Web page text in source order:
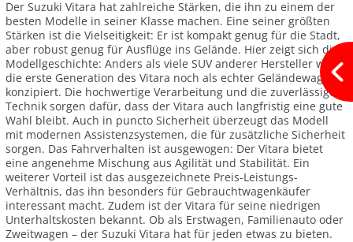
Der Suzuki Vitara hat zahlreiche Stärken, die ihn zu einem der
besten Modelle in seiner Klasse machen. Eine seiner größten
Stärken ist die Vielseitigkeit: Er ist kompakt genug für die Stadt,
aber robust genug für Ausflüge ins Gelände. Hier zeigt sich die
Modellgeschichte: Anders als viele SUV anderer Hersteller war
die erste Generation des Vitara noch als echter Geländewagen
konzipiert. Die hochwertige Verarbeitung und die zuverlässige
Technik sorgen dafür, dass der Vitara auch langfristig eine gute
Wahl bleibt. Auch in puncto Sicherheit überzeugt das Modell
mit modernen Assistenzsystemen, die für zusätzliche Sicherheit
sorgen. Das Fahrverhalten ist ausgewogen: Der Vitara bietet
eine angenehme Mischung aus Agilität und Stabilität. Ein
weiterer Vorteil ist das ausgezeichnete Preis-Leistungs-
Verhältnis, das ihn besonders für Gebrauchtwagenkäufer
interessant macht. Zudem ist der Vitara für seine niedrigen
Unterhaltskosten bekannt. Ob als Erstwagen, Familienauto oder
Zweitwagen – der Suzuki Vitara hat für jeden etwas zu bieten.